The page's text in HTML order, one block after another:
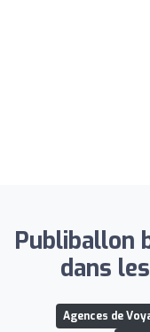
Publiballon
dans
Agences de